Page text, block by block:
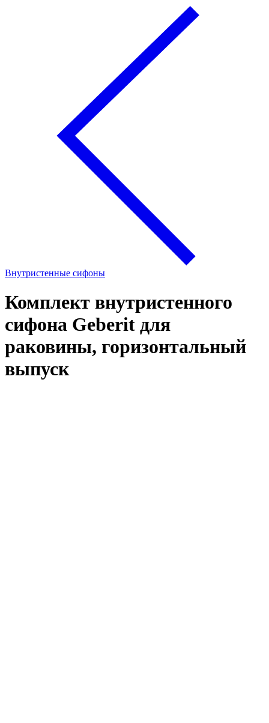
Внутристенные сифоны
Комплект внутристенного
сифона Geberit для
раковины, горизонтальный
выпуск